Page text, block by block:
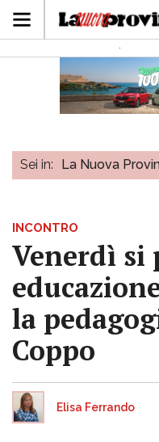
Sei in: La Nuova
INCONTRO
Venerdì si
la
Coppo
Elisa Ferrando